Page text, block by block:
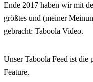
Ende 2017 haben wir mit
größtes und (meiner
gebracht: Taboola Video.
Unser Taboola Feed ist die
Feature.